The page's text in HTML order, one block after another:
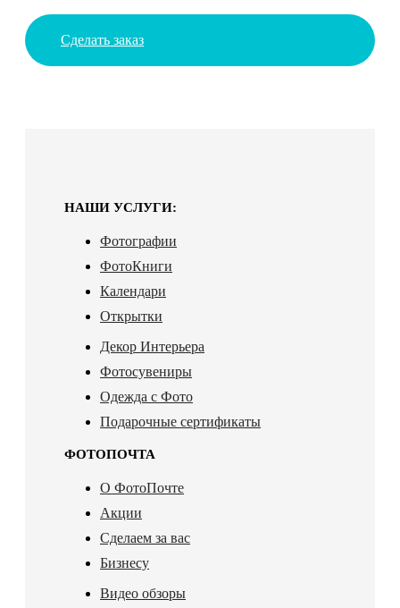
Сделать заказ
НАШИ УСЛУГИ:
Фотографии
ФотоКниги
Календари
Открытки
Декор Интерьера
Фотосувениры
Одежда с Фото
Подарочные сертификаты
ФОТОПОЧТА
О ФотоПочте
Акции
Сделаем за вас
Бизнесу
Видео обзоры